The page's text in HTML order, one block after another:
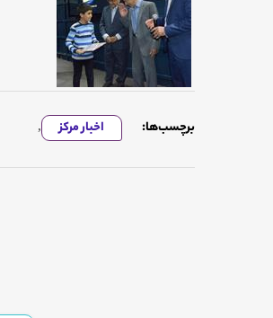
برچسب‌ها: اخبار مرکز ,